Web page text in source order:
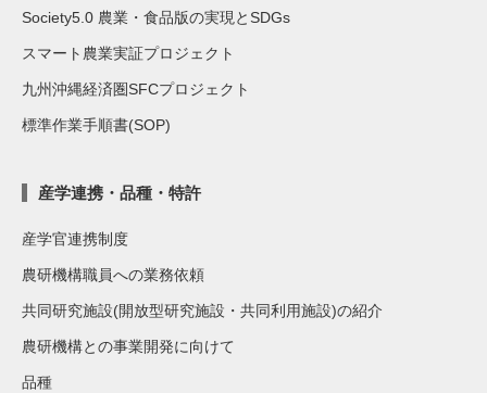
Society5.0 農業・食品版の実現とSDGs
スマート農業実証プロジェクト
九州沖縄経済圏SFCプロジェクト
標準作業手順書(SOP)
産学連携・品種・特許
産学官連携制度
農研機構職員への業務依頼
共同研究施設(開放型研究施設・共同利用施設)の紹介
農研機構との事業開発に向けて
品種